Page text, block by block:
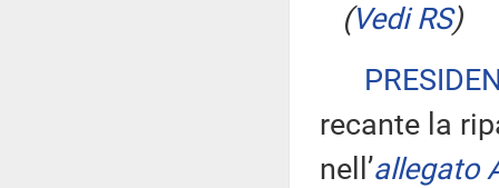
(Vedi RS)
recante la
nell’allegato